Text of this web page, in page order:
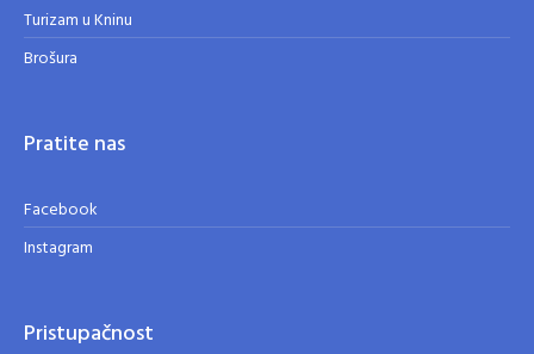
Turizam u Kninu
Brošura
Pratite nas
Facebook
Instagram
Pristupačnost